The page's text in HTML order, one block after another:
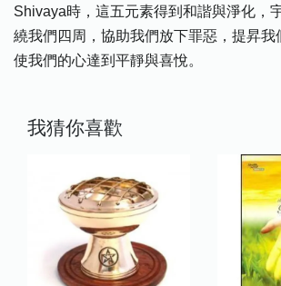
Shivaya時，這五元素得到和諧與淨化，
繞我們四周，協助我們放下罪惡，提昇我
使我們的心達到平靜與喜悅。
我猜你喜歡